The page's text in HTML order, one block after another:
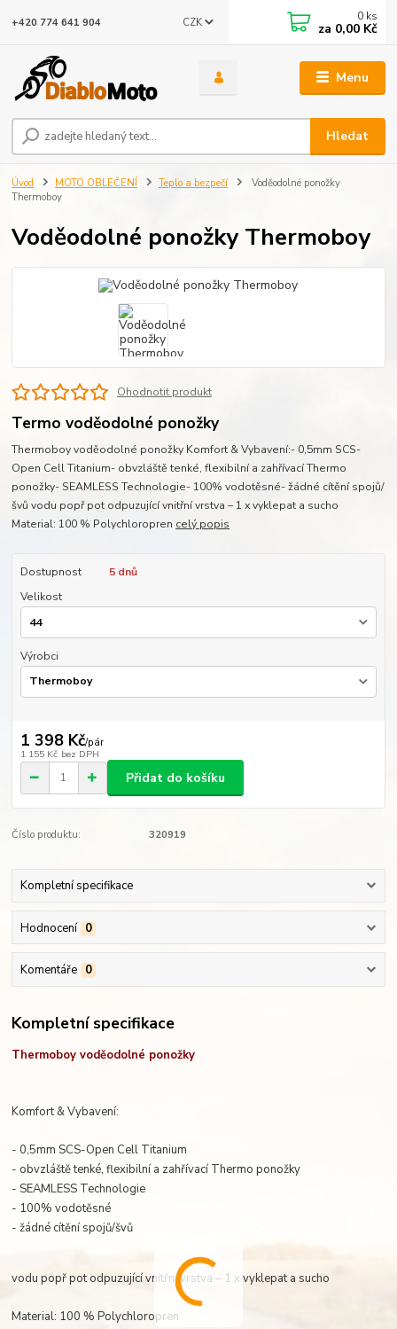
Menu
CZK
Hledat
+420 774 641 904 0 ks
za 0,00 Kč
Úvod MOTO OBLEČENÍ Teplo a bezpečí
Voděodolné ponožky
Thermoboy
Voděodolné ponožky Thermoboy
Ohodnotit produkt
Termo voděodolné ponožky
Thermoboy voděodolné ponožky Komfort & Vybavení:- 0,5mm SCS-
Open Cell Titanium- obvzláště tenké, flexibilní a zahřívací Thermo
ponožky- SEAMLESS Technologie- 100% vodotěsné- žádné cítění spojů/
švů vodu popř pot odpuzující vnitřní vrstva – 1 x vyklepat a sucho
Material: 100 % Polychloropren celý popis
Dostupnost
5 dnů
Velikost
Výrobci
1 398 Kč/pár
1 155 Kč bez DPH
Přidat do košíku
Číslo produktu: 320919
Kompletní specifikace
Hodnocení 0
Komentáře 0
Kompletní specifikace
Thermoboy voděodolné ponožky
Komfort & Vybavení:
- 0,5mm SCS-Open Cell Titanium
- obvzláště tenké, flexibilní a zahřívací Thermo ponožky
- SEAMLESS Technologie
- 100% vodotěsné
- žádné cítění spojů/švů
vodu popř pot odpuzující vnitřní vrstva – 1 x vyklepat a sucho
Material: 100 % Polychloropren